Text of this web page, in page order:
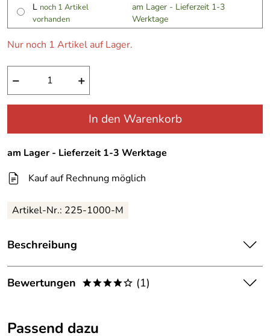
L noch 1 Artikel
vorhanden
am Lager - Lieferzeit 1-3
Werktage
Nur noch 1 Artikel auf Lager.
− +
In den Warenkorb
am Lager - Lieferzeit 1-3 Werktage
Kauf auf Rechnung möglich
Artikel-Nr.: 225-1000-M
Beschreibung
Hot Sportswear Herren Fleeceweste StretchTec
Schöne angenehm und tragende Fleeceweste für Herren
der Übergangszeit und Winterzeit tragen. Sie hält den
Bewertungen ****o (1)
Passend dazu